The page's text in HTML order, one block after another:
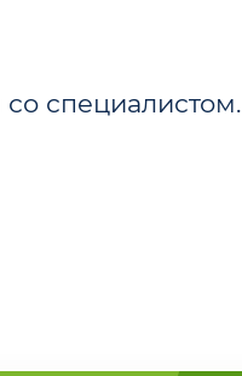
специалистом.